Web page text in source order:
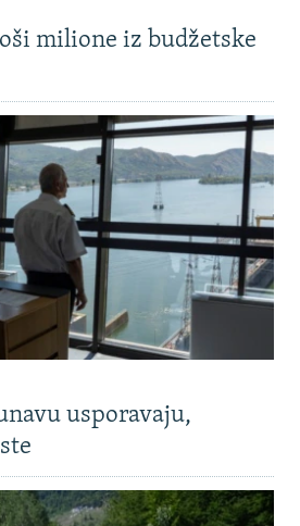
milione iz budžetske
usporavaju,